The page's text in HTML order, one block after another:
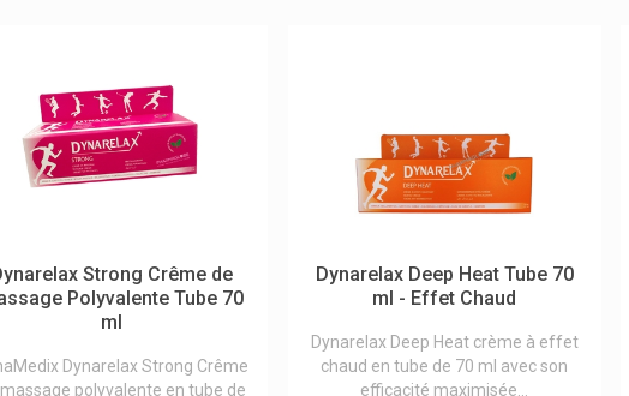
Strong Crême de
Polyvalente Tube 70
ml
Dynarelax Strong Crême
polyvalente en tube de
Dynarelax Deep Heat Tube 70
ml - Effet Chaud
Dynarelax Deep Heat crème à effet
chaud en tube de 70 ml avec son
efficacité maximisée...